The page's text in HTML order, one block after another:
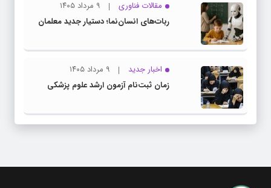
مقالات فناوری
۹ مرداد ۱۴۰۵
ربات‌های انسان‌نما؛ دستیار جدید معلمان
اخبار جدید
۹ مرداد ۱۴۰۵
زمان ثبت‌نام آزمون ارشد علوم پزشکی